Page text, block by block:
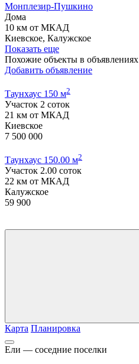
Монплезир-Пушкино
Дома
10 км от МКАД
Киевское, Калужское
Показать еще
Похожие объекты в объявлениях
Добавить объявление
Таунхаус 150 м2
Участок 2 соток
21 км от МКАД
Киевское
7 500 000
Таунхаус 150.00 м2
Участок 2.00 соток
22 км от МКАД
Калужское
59 900
Карта Планировка
Ели — соседние поселки